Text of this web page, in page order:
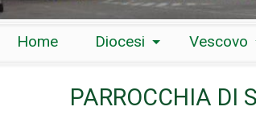
Home Diocesi Vescovo
PARROCCHIA DI